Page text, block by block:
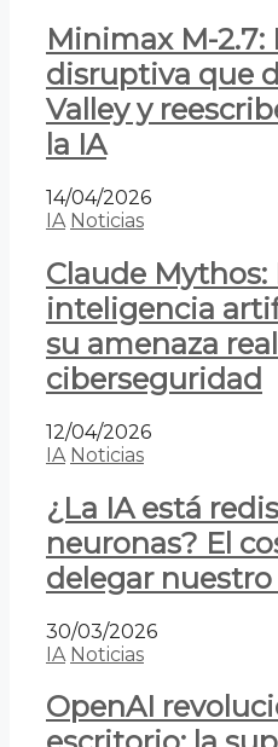
Minimax M-
disruptiva que
Valley y
la IA
14/04/2026
IA Noticias
Claude Mythos:
inteligencia
su amenaza
ciberseguridad
12/04/2026
IA Noticias
¿La IA está
neuronas? El
delegar
30/03/2026
IA Noticias
OpenAI